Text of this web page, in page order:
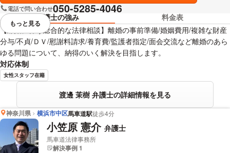
電話で問い合わせ050-5285-4046
弁護士の強み
料金表
【離婚に伴う総合的な法律相談】離婚の事前準備/婚姻費用/複雑な財産
分与/不貞/ＤＶ/慰謝料請求/養育費/監護者指定/面会交流など離婚のあら
ゆる問題について、納得のいく解決を目指します。
対応体制
女性スタッフ在籍
渡邊 茉樹 弁護士の詳細情報を見る
視覚的に省略されている要素を
もっと見る
神奈川県 横浜市中区馬車道駅徒歩4分
小笠原 憲介 弁護士
馬車道法律事務所
解決事例 1